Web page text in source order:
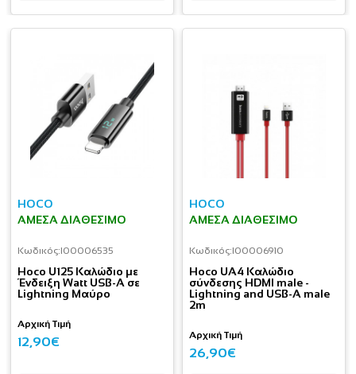
HOCO
ΆΜΕΣΑ ΔΙΑΘΈΣΙΜΟ
Κωδικός:I00006535
Hoco U125 Καλώδιο με
Ένδειξη Watt USB-A σε
Lightning Μαύρο
Αρχική Τιμή
12,90€
HOCO
ΆΜΕΣΑ ΔΙΑΘΈΣΙΜΟ
Κωδικός:I00006910
Hoco UA4 Καλώδιο
σύνδεσης HDMI male -
Lightning and USB-A male
2m
Αρχική Τιμή
26,90€